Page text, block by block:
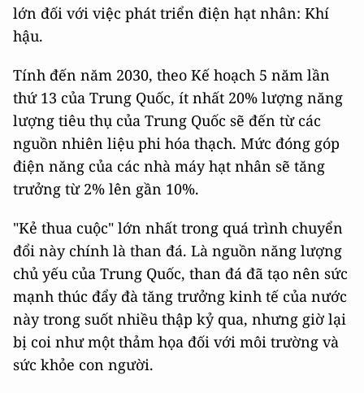
lớn đối với việc phát triển điện hạt nhân: Khí
hậu.
Tính đến năm 2030, theo Kế hoạch 5 năm lần
thứ 13 của Trung Quốc, ít nhất 20% lượng năng
lượng tiêu thụ của Trung Quốc sẽ đến từ các
nguồn nhiên liệu phi hóa thạch. Mức đóng góp
điện năng của các nhà máy hạt nhân sẽ tăng
trưởng từ 2% lên gần 10%.
"Kẻ thua cuộc" lớn nhất trong quá trình chuyển
đổi này chính là than đá. Là nguồn năng lượng
chủ yếu của Trung Quốc, than đá đã tạo nên sức
mạnh thúc đẩy đà tăng trưởng kinh tế của nước
này trong suốt nhiều thập kỷ qua, nhưng giờ lại
bị coi như một thảm họa đối với môi trường và
sức khỏe con người.